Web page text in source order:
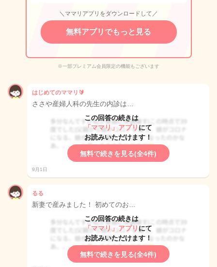
＼ママリアプリをダウンロードして／
無料アプリでもっと見る
※一部プレミアム会員限定の機能もございます
はじめてのママリ🔰
ささや産婦人科の先生の内診は…
この回答の続きは
「ママリ」アプリ にて
お読みいただけます！
無料で続きを見る(全4件)
9月1日
るる
新妻で産みました！ 初めてのお…
この回答の続きは
「ママリ」アプリ にて
お読みいただけます！
無料で続きを見る(全4件)